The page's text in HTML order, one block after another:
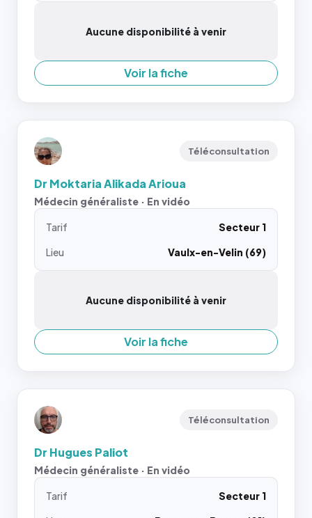
Aucune disponibilité à venir
Voir la fiche
Téléconsultation
Dr Moktaria Alikada Arioua
Médecin généraliste · En vidéo
Tarif
Secteur 1
Lieu
Vaulx-en-Velin (69)
Aucune disponibilité à venir
Voir la fiche
Téléconsultation
Dr Hugues Paliot
Médecin généraliste · En vidéo
Tarif
Secteur 1